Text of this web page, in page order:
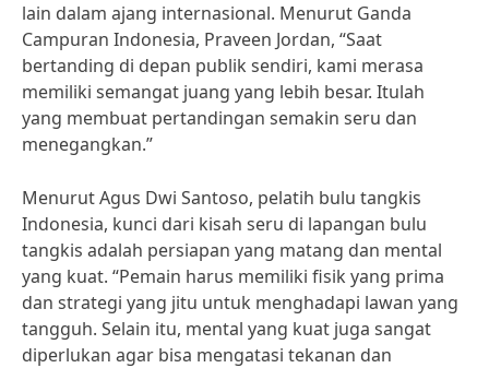
lain dalam ajang internasional. Menurut Ganda
Campuran Indonesia, Praveen Jordan, “Saat
bertanding di depan publik sendiri, kami merasa
memiliki semangat juang yang lebih besar. Itulah
yang membuat pertandingan semakin seru dan
menegangkan.”
Menurut Agus Dwi Santoso, pelatih bulu tangkis
Indonesia, kunci dari kisah seru di lapangan bulu
tangkis adalah persiapan yang matang dan mental
yang kuat. “Pemain harus memiliki fisik yang prima
dan strategi yang jitu untuk menghadapi lawan yang
tangguh. Selain itu, mental yang kuat juga sangat
diperlukan agar bisa mengatasi tekanan dan